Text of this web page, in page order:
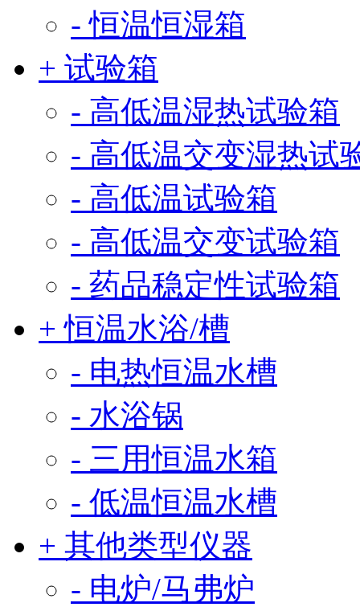
- 恒温恒湿箱
+ 试验箱
- 高低温湿热试验箱
- 高低温交变湿热试
- 高低温试验箱
- 高低温交变试验箱
- 药品稳定性试验箱
+ 恒温水浴/槽
- 电热恒温水槽
- 水浴锅
- 三用恒温水箱
- 低温恒温水槽
+ 其他类型仪器
- 电炉/马弗炉